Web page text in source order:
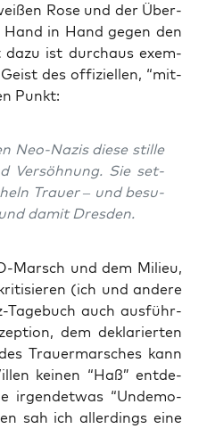
Rose und der Über­
in Hand gegen den
dazu ist durch­aus exem­
des offi­zi­el­len, “mit­
Punkt:
Neo-Nazis die­se stil­le
Ver­söh­nung. Sie set­
Trau­er – und besu­
damit Dresden.
Marsch und dem Milieu,
(ich und ande­re
Tage­buch auch aus­führ­
dem dekla­rier­ten
Trau­er­mar­sches kann
kei­nen “Haß” ent­de­
irgend­et­was “Unde­mo­
sah ich aller­dings eine